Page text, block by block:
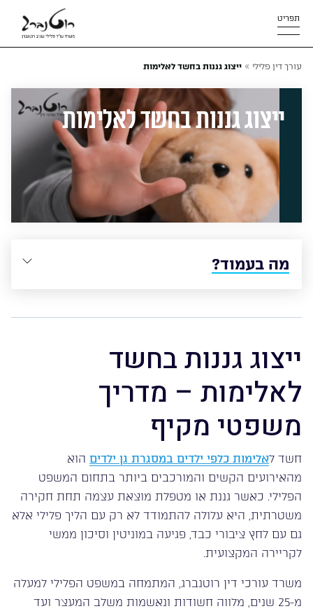
תפריט
עורך דין פלילי » ייצוג גננות בחשד לאלימות
ייצוג גננות בחשד לאלימות
מה בעמוד?
ייצוג גננות בחשד
לאלימות – מדריך
משפטי מקיף
חשד לאלימות כלפי ילדים במסגרת גן ילדים הוא
מהאירועים הקשים והמורכבים ביותר בתחום המשפט
הפלילי. כאשר גננת או מטפלת מוצאת עצמה תחת חקירה
משטרתית, היא עלולה להתמודד לא רק עם הליך פלילי אלא
גם עם לחץ ציבורי כבד, פגיעה במוניטין וסיכון ממשי
לקריירה המקצועית.
משרד עורכי דין רוטנברג, המתמחה במשפט הפלילי למעלה
מ-25 שנים, מלווה חשודות ונאשמות משלב המעצר ועד